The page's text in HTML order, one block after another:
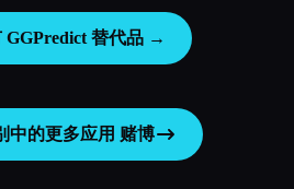
GGPredict 替代品 →
中的更多应用 赌博